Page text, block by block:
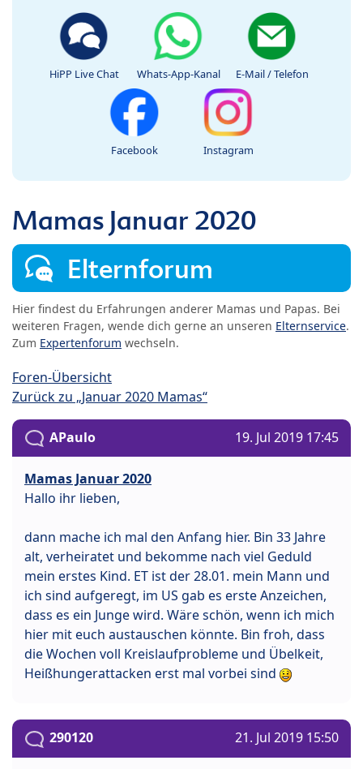
HiPP Live Chat Whats-App-Kanal E-Mail / Telefon
Facebook Instagram
Mamas Januar 2020
Elternforum
Hier findest du Erfahrungen anderer Mamas und Papas. Bei
weiteren Fragen, wende dich gerne an unseren Elternservice.
Zum Expertenforum wechseln.
Foren-Übersicht
Zurück zu „Januar 2020 Mamas“
APaulo 19. Jul 2019 17:45
Mamas Januar 2020
Hallo ihr lieben,
dann mache ich mal den Anfang hier. Bin 33 Jahre
alt, verheiratet und bekomme nach viel Geduld
mein erstes Kind. ET ist der 28.01. mein Mann und
ich sind aufgeregt, im US gab es erste Anzeichen,
dass es ein Junge wird. Wäre schön, wenn ich mich
hier mit euch austauschen könnte. Bin froh, dass
die Wochen voll Kreislaufprobleme und Übelkeit,
Heißhungerattacken erst mal vorbei sind
290120 21. Jul 2019 15:50